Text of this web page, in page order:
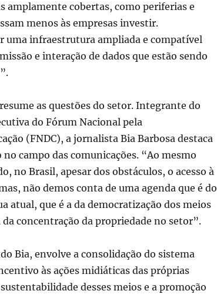
amplamente cobertas, como periferias e
menos às empresas investir.
uma infraestrutura ampliada e compatível
e interação de dados que estão sendo
as questões do setor. Integrante do
do Fórum Nacional pela
(FNDC), a jornalista Bia Barbosa destaca
campo das comunicações. “Ao mesmo
no Brasil, apesar dos obstáculos, o acesso à
não demos conta de uma agenda que é do
atual, que é a da democratização dos meios
concentração da propriedade no setor”.
Bia, envolve a consolidação do sistema
às ações midiáticas das próprias
desses meios e a promoção